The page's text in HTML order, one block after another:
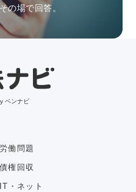
の場で回答。
ベンナビ
労働問題
債権回収
IT・ネット